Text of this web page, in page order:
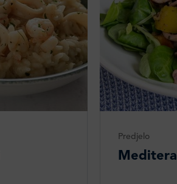
Predjelo